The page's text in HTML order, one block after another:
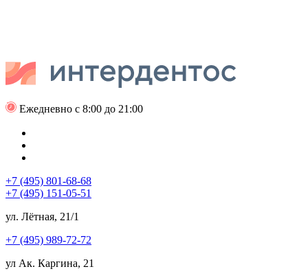
Ежедневно с 8:00 до 21:00
+7 (495) 801-68-68
+7 (495) 151-05-51
ул. Лётная, 21/1
+7 (495) 989-72-72
ул Ак. Каргина, 21